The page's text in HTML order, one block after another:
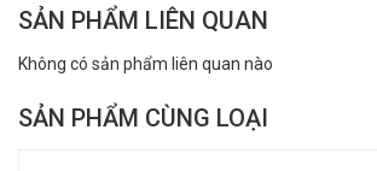
SẢN PHẨM LIÊN QUAN
Không có sản phẩm liên quan nào
SẢN PHẨM CÙNG LOẠI